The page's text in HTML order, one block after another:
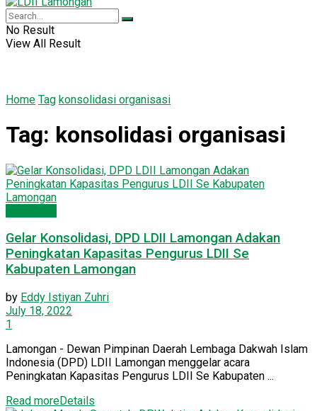
No Result
View All Result
Home Tag konsolidasi organisasi
Tag: konsolidasi organisasi
Gelar Konsolidasi, DPD LDII Lamongan Adakan
Peningkatan Kapasitas Pengurus LDII Se
Kabupaten Lamongan
by Eddy Istiyan Zuhri
July 18, 2022
1
Lamongan - Dewan Pimpinan Daerah Lembaga Dakwah Islam
Indonesia (DPD) LDII Lamongan menggelar acara
Peningkatan Kapasitas Pengurus LDII Se Kabupaten ...
Read moreDetails